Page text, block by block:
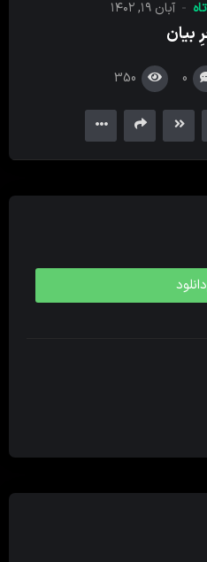
آبان ۱۹, ۱۴۰۲
بیان
0
350
دانلود